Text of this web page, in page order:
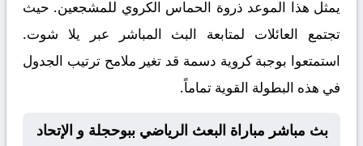
يمثل هذا الموعد ذروة الحماس الكروي للمشجعين. حيث
تجتمع العائلات لمتابعة البث المباشر عبر يلا شوت.
استمتعوا بوجبة كروية دسمة قد تغير ملامح ترتيب الجدول
في هذه البطولة القوية تماماً.
بث مباشر مباراة البعث الرياضي ببوحجلة و الإتحاد